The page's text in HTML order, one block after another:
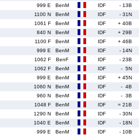
999 E BenM IDF - 13B
1100 N BenM IDF - 31N
1061 F BenM IDF + 40B
840 N BenM IDF + 29B
1100 F BenM IDF + 46B
999 E BenM IDF - 14N
1062 F BenF IDF - 23B
1062 F BenM IDF - 5N
999 E BenM IDF + 45N
1060 N BenM IDF - 4B
960 N BenM IDF - 3B
1048 F BenM IDF = 21B
1290 N BenM IDF - 30N
1040 E BenM IDF - 18N
999 E BenM IDF - 10B